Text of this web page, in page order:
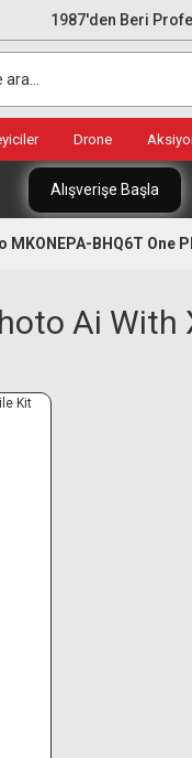
1987'den Beri
Drone
Alışverişe Başla
MKONEPA-BHQ6T One
Ai With